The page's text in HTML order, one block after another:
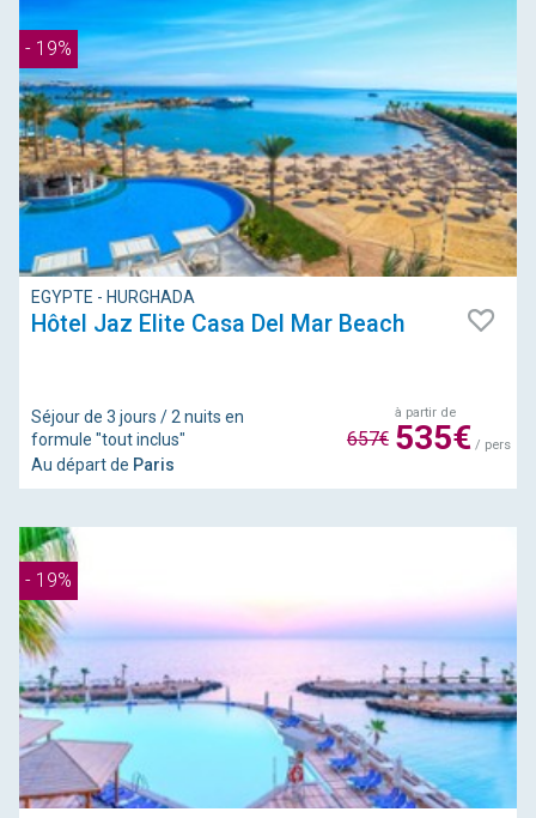
- 19%
EGYPTE - HURGHADA
Hôtel Jaz Elite Casa Del Mar Beach
Séjour de 3 jours / 2 nuits en
formule "tout inclus"
Au départ de Paris
à partir de
535€/ pers
657€
- 19%